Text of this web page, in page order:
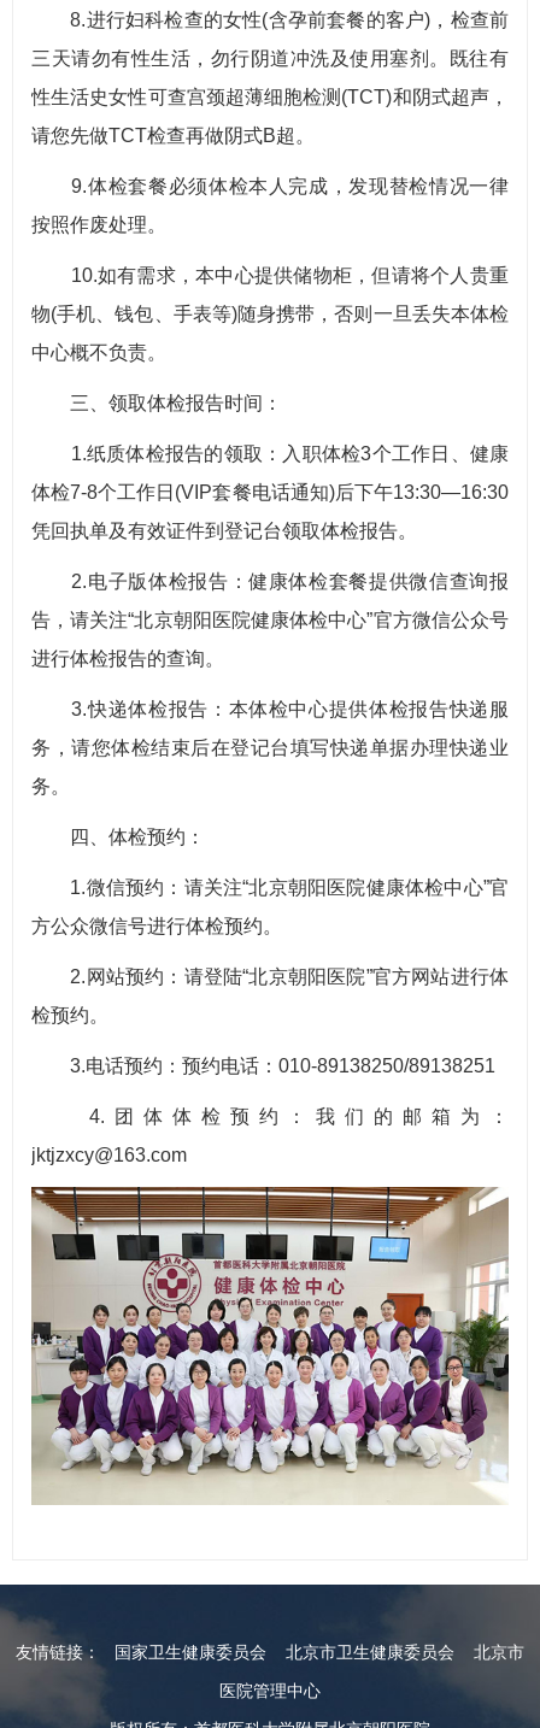
8.进行妇科检查的女性(含孕前套餐的客户)，检查前
三天请勿有性生活，勿行阴道冲洗及使用塞剂。既往有
性生活史女性可查宫颈超薄细胞检测(TCT)和阴式超声，
请您先做TCT检查再做阴式B超。
9.体检套餐必须体检本人完成，发现替检情况一律
按照作废处理。
10.如有需求，本中心提供储物柜，但请将个人贵重
物(手机、钱包、手表等)随身携带，否则一旦丢失本体检
中心概不负责。
三、领取体检报告时间：
1.纸质体检报告的领取：入职体检3个工作日、健康
体检7-8个工作日(VIP套餐电话通知)后下午13:30—16:30
凭回执单及有效证件到登记台领取体检报告。
2.电子版体检报告：健康体检套餐提供微信查询报
告，请关注“北京朝阳医院健康体检中心”官方微信公众号
进行体检报告的查询。
3.快递体检报告：本体检中心提供体检报告快递服
务，请您体检结束后在登记台填写快递单据办理快递业
务。
四、体检预约：
1.微信预约：请关注“北京朝阳医院健康体检中心”官
方公众微信号进行体检预约。
2.网站预约：请登陆“北京朝阳医院”官方网站进行体
检预约。
3.电话预约：预约电话：010-89138250/89138251
4.团体体检预约：我们的邮箱为：
jktjzxcy@163.com
友情链接： 国家卫生健康委员会 北京市卫生健康委员会
北京市
医院管理中心